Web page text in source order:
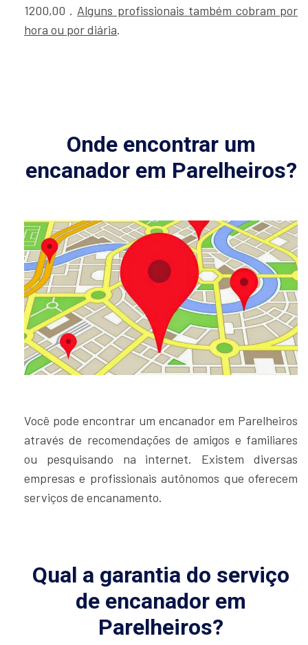
1200,00 . Alguns profissionais também cobram por
hora ou por diária.
Onde encontrar um
encanador em Parelheiros?
Você pode encontrar um encanador em Parelheiros
através de recomendações de amigos e familiares
ou pesquisando na internet. Existem diversas
empresas e profissionais autônomos que oferecem
serviços de encanamento.
Qual a garantia do serviço
de encanador em
Parelheiros?